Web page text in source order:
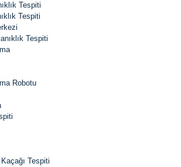
Tespiti
Tespiti
Tespiti
Robotu
Tespiti